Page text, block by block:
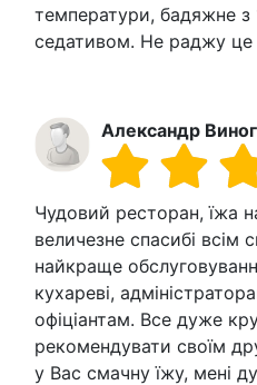
температури, бадяжне з
седативом. Не раджу це
Александр
Чудовий ресторан, їжа
величезне спасибі всім
найкраще
кухареві,
офіціантам. Все дуже
рекомендувати своїм
у Вас смачну їжу, мені